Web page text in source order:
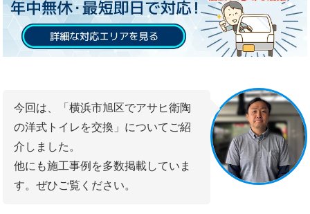
今回は、「横浜市旭区でアサヒ衛陶
の洋式トイレを交換」についてご紹
介しました。
他にも施工事例を多数掲載していま
す。ぜひご覧ください。